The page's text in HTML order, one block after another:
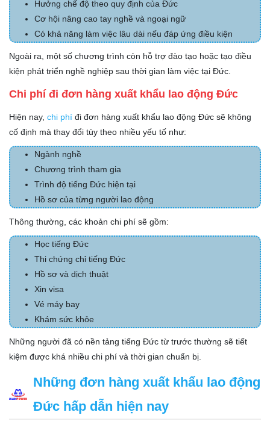
Hưởng chế độ theo quy định của Đức
Cơ hội nâng cao tay nghề và ngoại ngữ
Có khả năng làm việc lâu dài nếu đáp ứng điều kiện
Ngoài ra, một số chương trình còn hỗ trợ đào tạo hoặc tạo điều
kiện phát triển nghề nghiệp sau thời gian làm việc tại Đức.
Chi phí đi đơn hàng xuất khẩu lao động Đức
Hiện nay, chi phí đi đơn hàng xuất khẩu lao động Đức sẽ không
cố định mà thay đổi tùy theo nhiều yếu tố như:
Ngành nghề
Chương trình tham gia
Trình độ tiếng Đức hiện tại
Hồ sơ của từng người lao động
Thông thường, các khoản chi phí sẽ gồm:
Học tiếng Đức
Thi chứng chỉ tiếng Đức
Hồ sơ và dịch thuật
Xin visa
Vé máy bay
Khám sức khỏe
Những người đã có nền tảng tiếng Đức từ trước thường sẽ tiết
kiệm được khá nhiều chi phí và thời gian chuẩn bị.
Những đơn hàng xuất khẩu lao động
Đức hấp dẫn hiện nay